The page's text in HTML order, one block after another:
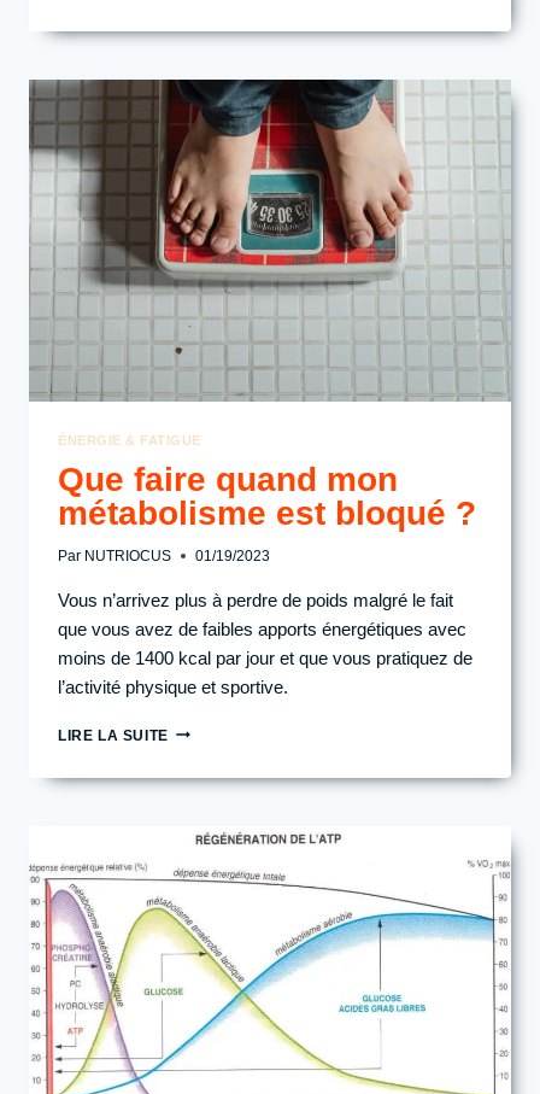
ET
ORIGINE,
POUR
QUI,
CONSÉQUENCES
ÉNERGIE & FATIGUE
Que faire quand mon
métabolisme est bloqué ?
Par NUTRIOCUS 01/19/2023
Vous n’arrivez plus à perdre de poids malgré le fait
que vous avez de faibles apports énergétiques avec
moins de 1400 kcal par jour et que vous pratiquez de
l’activité physique et sportive.
LIRE LA SUITEQUE
QUAND
EST
BLOQUÉ